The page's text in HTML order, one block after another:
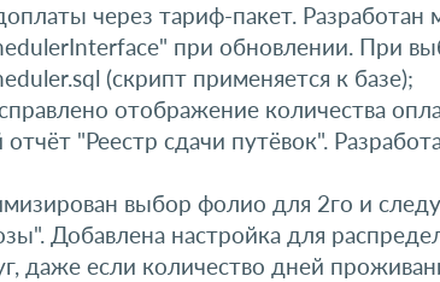
через тариф-пакет. Разработан
при обновлении. При
(скрипт применяется к базе);
отображение количества
"Реестр сдачи путёвок".
выбор фолио для 2го и
Добавлена настройка для
даже если количество дней